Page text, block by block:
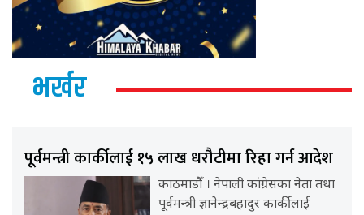
भर्खर
पूर्वमन्त्री कार्कीलाई १५ लाख धरौटीमा रिहा गर्न आदेश
काठमाडौँ । नेपाली कांग्रेसका नेता तथा
पूर्वमन्त्री ज्ञानेन्द्रबहादुर कार्कीलाई